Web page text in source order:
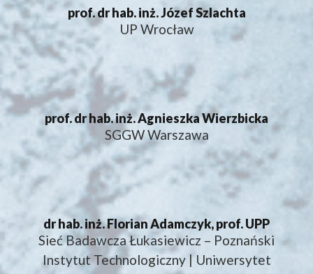
prof. dr hab. inż. Józef Szlachta
UP Wrocław
prof. dr hab. inż. Agnieszka Wierzbicka
SGGW Warszawa
dr hab. inż. Florian Adamczyk, prof. UPP
Sieć Badawcza Łukasiewicz – Poznański
Instytut Technologiczny | Uniwersytet